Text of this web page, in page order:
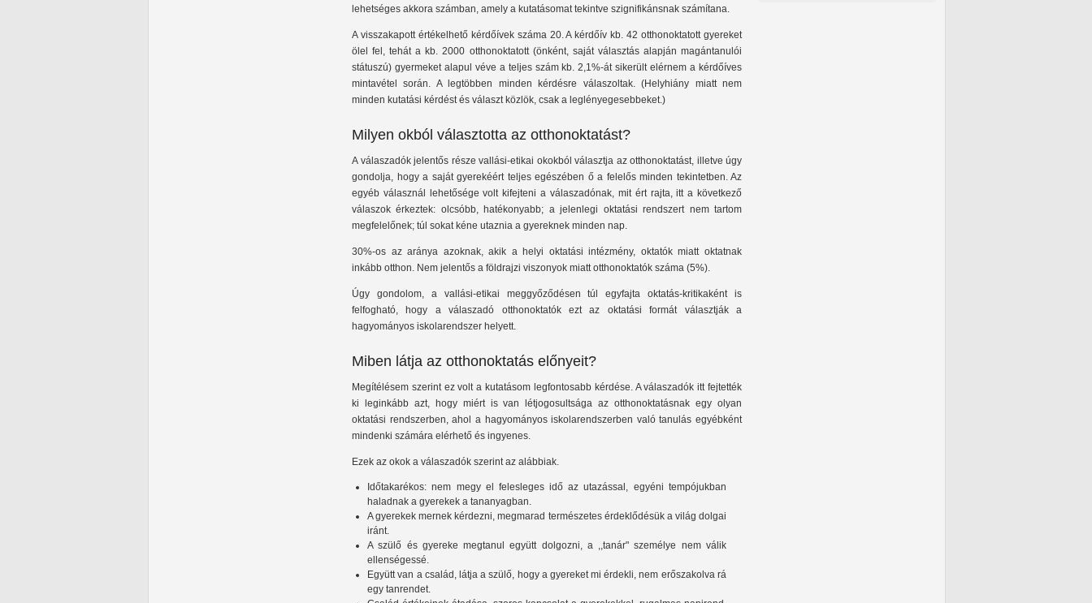
lehetséges akkora számban, amely a kutatásomat tekintve szignifikánsnak számítana.
A visszakapott értékelhető kérdőívek száma 20. A kérdőív kb. 42 otthonoktatott gyereket
ölel fel, tehát a kb. 2000 otthonoktatott (önként, saját választás alapján magántanulói
státuszú) gyermeket alapul véve a teljes szám kb. 2,1%-át sikerült elérnem a kérdőíves
mintavétel során. A legtöbben minden kérdésre válaszoltak. (Helyhiány miatt nem
minden kutatási kérdést és választ közlök, csak a leglényegesebbeket.)
Milyen okból választotta az otthonoktatást?
A válaszadók jelentős része vallási-etikai okokból választja az otthonoktatást, illetve úgy
gondolja, hogy a saját gyerekéért teljes egészében ő a felelős minden tekintetben. Az
egyéb válasznál lehetősége volt kifejteni a válaszadónak, mit ért rajta, itt a következő
válaszok érkeztek: olcsóbb, hatékonyabb; a jelenlegi oktatási rendszert nem tartom
megfelelőnek; túl sokat kéne utaznia a gyereknek minden nap.
30%-os az aránya azoknak, akik a helyi oktatási intézmény, oktatók miatt oktatnak
inkább otthon. Nem jelentős a földrajzi viszonyok miatt otthonoktatók száma (5%).
Úgy gondolom, a vallási-etikai meggyőződésen túl egyfajta oktatás-kritikaként is
felfogható, hogy a válaszadó otthonoktatók ezt az oktatási formát választják a
hagyományos iskolarendszer helyett.
Miben látja az otthonoktatás előnyeit?
Megítélésem szerint ez volt a kutatásom legfontosabb kérdése. A válaszadók itt fejtették
ki leginkább azt, hogy miért is van létjogosultsága az otthonoktatásnak egy olyan
oktatási rendszerben, ahol a hagyományos iskolarendszerben való tanulás egyébként
mindenki számára elérhető és ingyenes.
Ezek az okok a válaszadók szerint az alábbiak.
Időtakarékos: nem megy el felesleges idő az utazással, egyéni tempójukban
haladnak a gyerekek a tananyagban.
A gyerekek mernek kérdezni, megmarad természetes érdeklődésük a világ dolgai
iránt.
A szülő és gyereke megtanul együtt dolgozni, a ,,tanár" személye nem válik
ellenségessé.
Együtt van a család, látja a szülő, hogy a gyereket mi érdekli, nem erőszakolva rá
egy tanrendet.